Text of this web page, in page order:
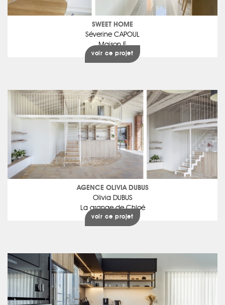
SWEET HOME
Séverine CAPOUL
Maison F
voir ce projet
AGENCE OLIVIA DUBUS
Olivia DUBUS
La grange de Chloé
voir ce projet